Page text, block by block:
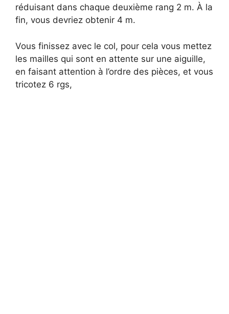
réduisant dans chaque deuxième rang 2 m. À la
fin, vous devriez obtenir 4 m.
Vous finissez avec le col, pour cela vous mettez
les mailles qui sont en attente sur une aiguille,
en faisant attention à l’ordre des pièces, et vous
tricotez 6 rgs,